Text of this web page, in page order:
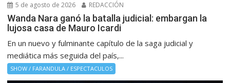
5 de agosto de 2026 REDACCIÓN
Wanda Nara ganó la batalla judicial: embargan la
lujosa casa de Mauro Icardi
En un nuevo y fulminante capítulo de la saga judicial y
mediática más seguida del país,...
SHOW / FARANDULA / ESPECTACULOS